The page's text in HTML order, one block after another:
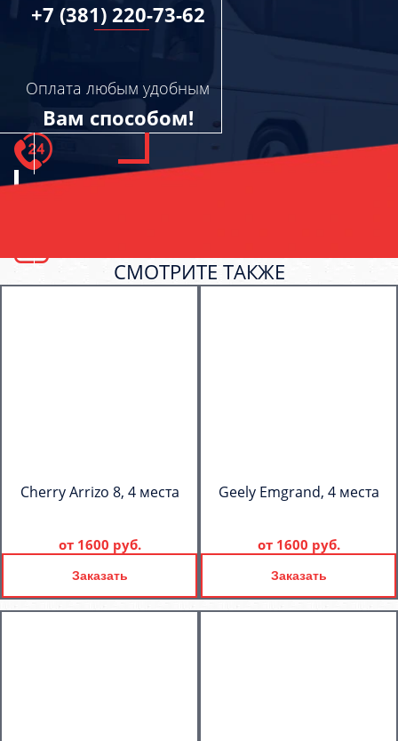
+7 (381) 220-73-62
Оплата любым удобным
Вам способом!
СМОТРИТЕ ТАКЖЕ
Cherry Arrizo 8, 4 места
от 1600 руб.
Заказать
Geely Emgrand, 4 места
от 1600 руб.
Заказать